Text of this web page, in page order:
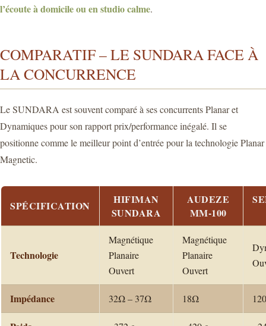
l’écoute à domicile ou en studio calme.
COMPARATIF – LE SUNDARA FACE À
LA CONCURRENCE
Le SUNDARA est souvent comparé à ses concurrents Planar et
Dynamiques pour son rapport prix/performance inégalé. Il se
positionne comme le meilleur point d’entrée pour la technologie Planar
Magnetic.
SPÉCIFICATION
HIFIMAN
SUNDARA
AUDEZE
MM-100
Technologie
Magnétique
Planaire
Ouvert
Magnétique
Planaire
Ouvert
Impédance 32Ω – 37Ω 18Ω